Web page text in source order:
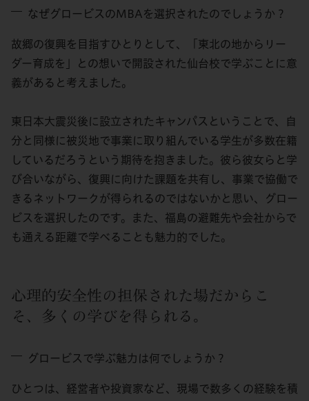
なぜグロービスのMBAを選択されたのでしょうか？
故郷の復興を目指すひとりとして、「東北の地からリー
ダー育成を」との想いで開設された仙台校で学ぶことに意
義があると考えました。
東日本大震災後に設立されたキャンパスということで、自
分と同様に被災地で事業に取り組んでいる学生が多数在籍
しているだろうという期待を抱きました。彼ら彼女らと学
び合いながら、復興に向けた課題を共有し、事業で協働で
きるネットワークが得られるのではないかと思い、グロー
ビスを選択したのです。また、福島の避難先や会社からで
も通える距離で学べることも魅力的でした。
心理的安全性の担保された場だからこ
そ、多くの学びを得られる。
グロービスで学ぶ魅力は何でしょうか？
ひとつは、経営者や投資家など、現場で数多くの経験を積